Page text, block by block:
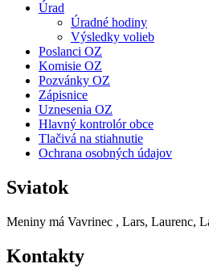
Úrad
Úradné hodiny
Výsledky volieb
Poslanci OZ
Komisie OZ
Pozvánky OZ
Zápisnice
Uznesenia OZ
Hlavný kontrolór obce
Tlačivá na stiahnutie
Ochrana osobných údajov
Sviatok
Meniny má Vavrinec , Lars, Laurenc,
Kontakty